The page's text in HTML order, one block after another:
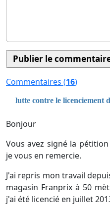
Commentaires (16)
lutte contre le licenciement
Bonjour
Vous avez signé la
je vous en remercie.
J'ai repris mon travail
magasin Franprix à 50
j'ai été licencié en juillet